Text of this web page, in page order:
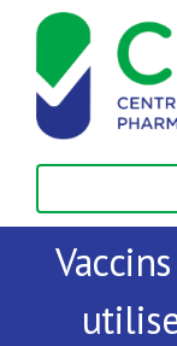
Passer
contenu
Actualités
Publications